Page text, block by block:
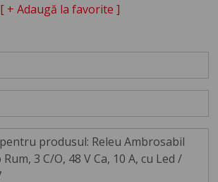
[ + Adaugă la favorite ]